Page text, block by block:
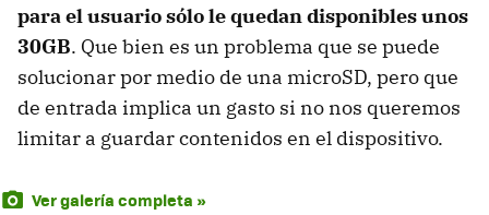
para el usuario sólo le quedan disponibles unos
30GB. Que bien es un problema que se puede
solucionar por medio de una microSD, pero que
de entrada implica un gasto si no nos queremos
limitar a guardar contenidos en el dispositivo.
Ver galería completa »